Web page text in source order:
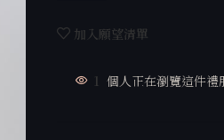
加入願望清單
3 個人正在瀏覽這件禮